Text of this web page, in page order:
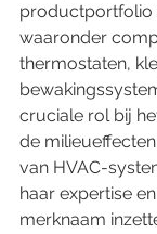
productportfolio
waaronder
thermostaten,
cruciale rol bij
de
van HVAC-
haar expertise
merknaam